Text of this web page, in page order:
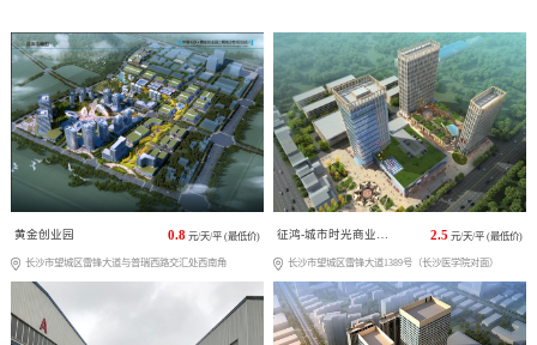
黄金创业园 0.8 元/天/平 (最低价)
长沙市望城区雷锋大道与普瑞西路交汇处西南角
征鸿-城市时光商业广场 2.5 元/天/平 (最低价)
长沙市望城区雷锋大道1389号（长沙医学院对面）